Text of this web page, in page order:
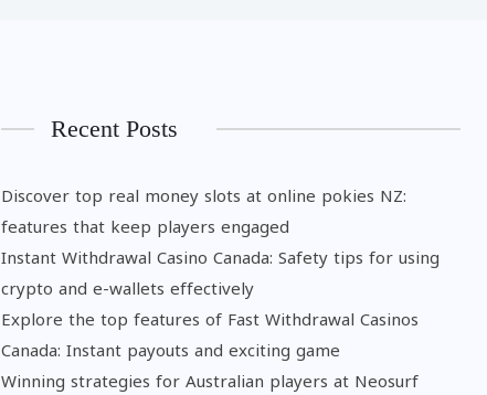
Recent Posts
Discover top real money slots at online pokies NZ:
features that keep players engaged
Instant Withdrawal Casino Canada: Safety tips for using
crypto and e-wallets effectively
Explore the top features of Fast Withdrawal Casinos
Canada: Instant payouts and exciting game
Winning strategies for Australian players at Neosurf